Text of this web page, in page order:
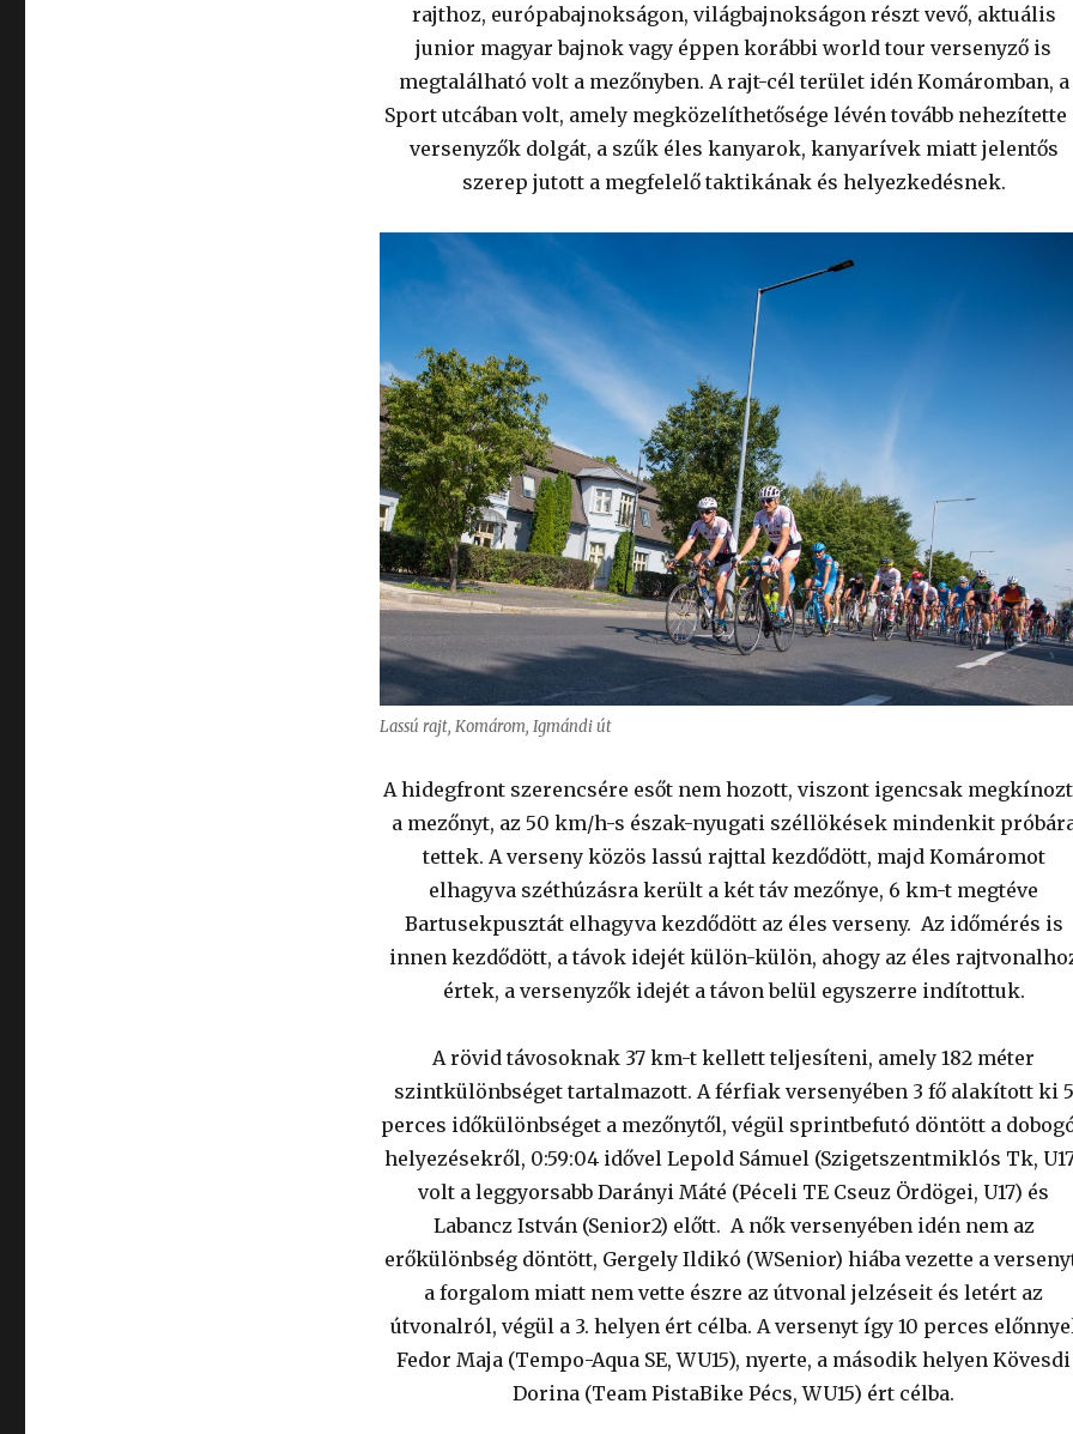
rajthoz, európabajnokságon, világbajnokságon részt vevő, aktuális
junior magyar bajnok vagy éppen korábbi world tour versenyző is
megtalálható volt a mezőnyben. A rajt-cél terület idén Komáromban, a
Sport utcában volt, amely megközelíthetősége lévén tovább nehezítette
versenyzők dolgát, a szűk éles kanyarok, kanyarívek miatt jelentős
szerep jutott a megfelelő taktikának és helyezkedésnek.
Lassú rajt, Komárom, Igmándi út
A hidegfront szerencsére esőt nem hozott, viszont igencsak
a mezőnyt, az 50 km/h-s észak-nyugati széllökések mindenkit
tettek. A verseny közös lassú rajttal kezdődött, majd Komáromot
elhagyva széthúzásra került a két táv mezőnye, 6 km-t megtéve
Bartusekpusztát elhagyva kezdődött az éles verseny. Az időmérés is
innen kezdődött, a távok idejét külön-külön, ahogy az éles
értek, a versenyzők idejét a távon belül egyszerre indítottuk.
A rövid távosoknak 37 km-t kellett teljesíteni, amely 182 méter
szintkülönbséget tartalmazott. A férfiak versenyében 3 fő alakított ki 5
perces időkülönbséget a mezőnytől, végül sprintbefutó döntött a
helyezésekről, 0:59:04 idővel Lepold Sámuel (Szigetszentmiklós Tk,
volt a leggyorsabb Darányi Máté (Péceli TE Cseuz Ördögei, U17) és
Labancz István (Senior2) előtt. A nők versenyében idén nem az
erőkülönbség döntött, Gergely Ildikó (WSenior) hiába vezette a
a forgalom miatt nem vette észre az útvonal jelzéseit és letért az
útvonalról, végül a 3. helyen ért célba. A versenyt így 10 perces
Fedor Maja (Tempo-Aqua SE, WU15), nyerte, a második helyen Kövesdi
Dorina (Team PistaBike Pécs, WU15) ért célba.